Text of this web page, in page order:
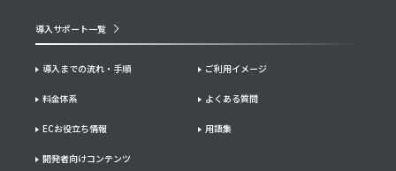
導入サポート一覧
導入までの流れ・手順 ご利用イメージ
料金体系 よくある質問
ECお役立ち情報 用語集
開発者向けコンテンツ